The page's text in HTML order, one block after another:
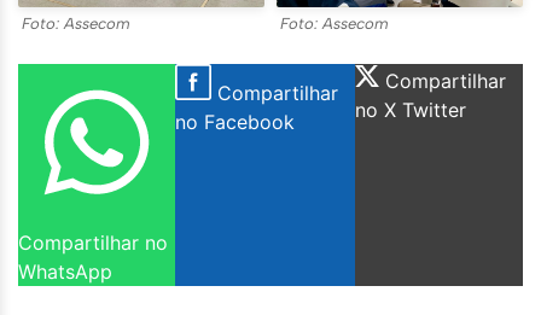
Foto: Assecom Foto: Assecom
Compartilhar no
WhatsApp
Compartilhar
no Facebook
Compartilhar
no X Twitter